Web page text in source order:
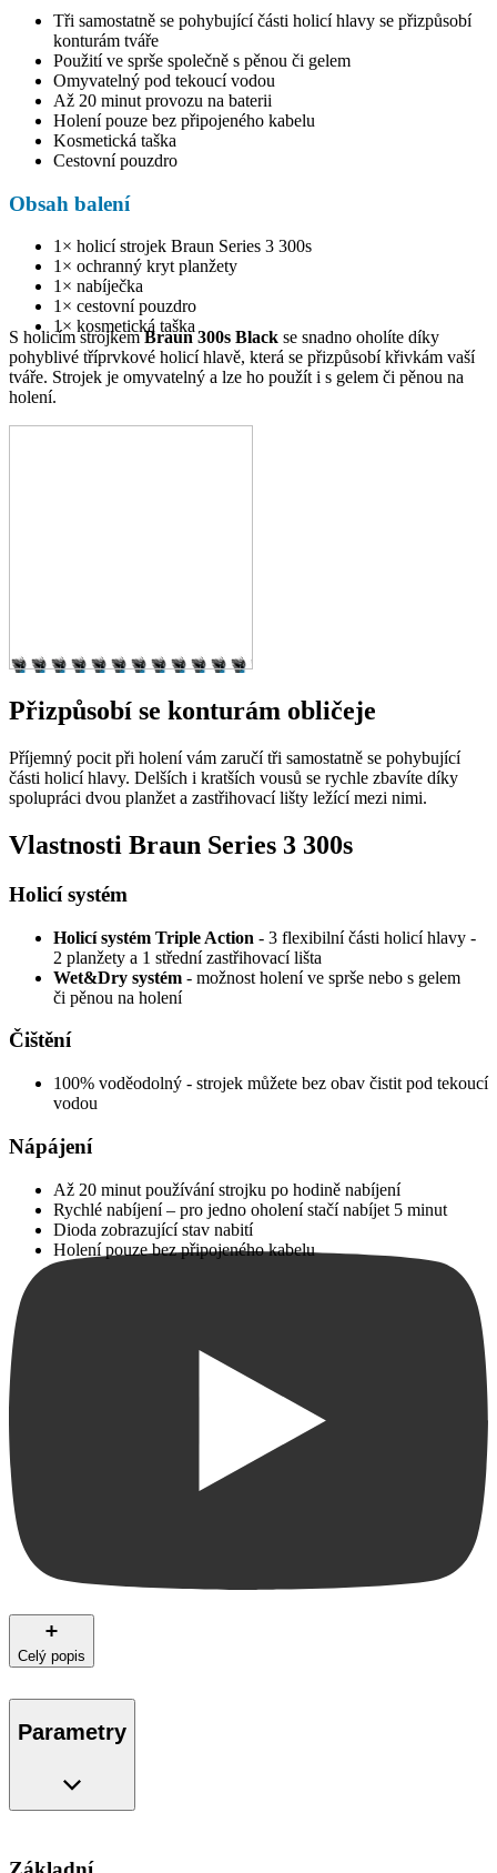
Tři samostatně se pohybující části holicí hlavy se přizpůsobí
konturám tváře
Použití ve sprše společně s pěnou či gelem
Omyvatelný pod tekoucí vodou
Až 20 minut provozu na baterii
Holení pouze bez připojeného kabelu
Kosmetická taška
Cestovní pouzdro
Obsah balení
1× holicí strojek Braun Series 3 300s
1× ochranný kryt planžety
1× nabíječka
1× cestovní pouzdro
1× kosmetická taška
S holicím strojkemBraun 300s Black se snadno oholíte díky
pohyblivé tříprvkové holicí hlavě, která se přizpůsobí křivkám vaší
tváře. Strojek je omyvatelný a lze ho použít i s gelem či pěnou na
holení.
Přizpůsobí se konturám obličeje
Příjemný pocit při holení vám zaručí tři samostatně se pohybující
části holicí hlavy. Delších i kratších vousů se rychle zbavíte díky
spolupráci dvou planžet a zastřihovací lišty ležící mezi nimi.
Vlastnosti Braun Series 3 300s
Holicí systém
Holicí systém Triple Action - 3 flexibilní části holicí hlavy -
2 planžety a 1 střední zastřihovací lišta
Wet&Dry systém - možnost holení ve sprše nebo s gelem
či pěnou na holení
Čištění
100% voděodolný - strojek můžete bez obav čistit pod tekoucí
vodou
Nápájení
Až 20 minut používání strojku po hodině nabíjení
Rychlé nabíjení – pro jedno oholení stačí nabíjet 5 minut
Dioda zobrazující stav nabití
Holení pouze bez připojeného kabelu
Celý popis
Parametry